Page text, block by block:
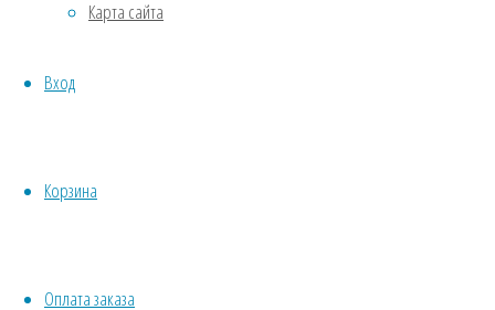
Карта сайта
Вход
Корзина
Оплата заказа
Хвойники
ИНСТРУМЕНТЫ, ОБОРУДОВАНИЕ